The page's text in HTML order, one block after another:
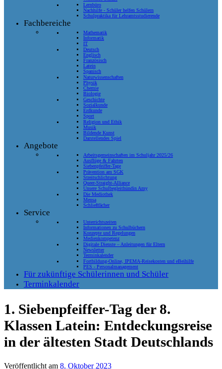
Lernbüro
Nachhilfe - Schüler helfen Schülern
Schulpraktika für Lehramtsstudierende
Fachbereiche
Mathematik
Informatik
IT
Deutsch
Englisch
Französisch
Latein
Spanisch
Naturwissenschaften
Physik
Chemie
Biologie
Geschichte
Sozialkunde
Erdkunde
Sport
Religion und Ethik
Musik
Bildende Kunst
Darstellendes Spiel
Angebote
Arbeitsgemeinschaften im Schuljahr 2025/26
Ausflüge & Fahrten
Siebenpfeiffer-Tage
Prävention am SGK
Streitschlichtung
Queer-Straight-Alliance
Unsere Schulbegleithündin Amy
Die Mediothek
Mensa
Schließfächer
Service
Unterrichtszeiten
Informationen zu Schulbüchern
Konzepte und Regelungen
Medienkompetenz
Digitale Dienste – Anleitungen für Eltern
Newsletter
Terminkalender
Fortbildung-Online, IPEMA-Reisekosten und eBeihilfe
PES - Personalmanagement
Für zukünftige Schülerinnen und Schüler
Terminkalender
1. Siebenpfeiffer-Tag der 8.
Klassen Latein: Entdeckungsreise
in der ältesten Stadt Deutschlands
Veröffentlicht am 8. Oktober 2023